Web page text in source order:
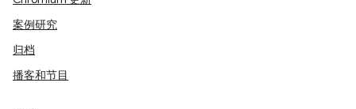
案例研究
归档
播客和节目